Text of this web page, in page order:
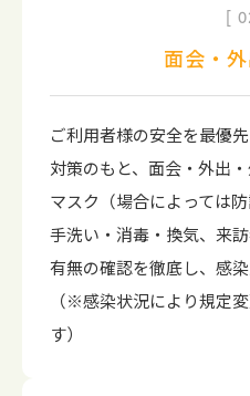
面会・
ご利用者様の安全を最優
対策のもと、面会・外出・
マスク（場合によっては
手洗い・消毒・換気、来
有無の確認を徹底し、感
（※感染状況により規定
す）